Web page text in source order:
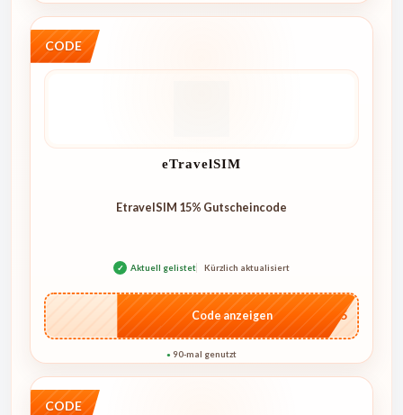
CODE
eTravelSIM
EtravelSIM 15% Gutscheincode
✓ Aktuell gelistet Kürzlich aktualisiert
…S15
Code anzeigen
● 90-mal genutzt
CODE